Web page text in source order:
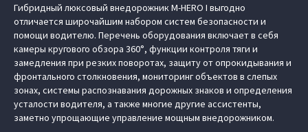
Гибридный люксовый внедорожник M‑HERO I выгодно
отличается широчайшим набором систем безопасности и
помощи водителю. Перечень оборудования включает в себя
камеры кругового обзора 360°, функции контроля тяги и
замедления при резких поворотах, защиту от опрокидывания и
фронтального столкновения, мониторинг объектов в слепых
зонах, системы распознавания дорожных знаков и определения
усталости водителя, а также многие другие ассистенты,
заметно упрощающие управление мощным внедорожником.